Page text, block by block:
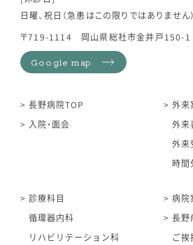
日曜、祝日（急患はこの限りではありません）
〒719-1114 岡山県総社市金井戸150-1
Google map
長野病院TOP
入院・面会
外来
外来
外来
時間
診療科目
循環器内科
リハビリテーション科
病院
長野
ご挨